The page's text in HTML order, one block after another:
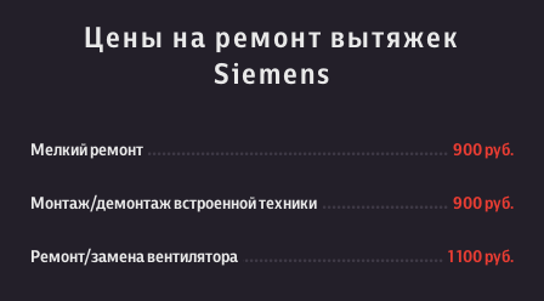
Цены на ремонт вытяжек
Siemens
Мелкий ремонт 900 руб.
Монтаж/демонтаж встроенной техники 900 руб.
Ремонт/замена вентилятора 1 100 руб.